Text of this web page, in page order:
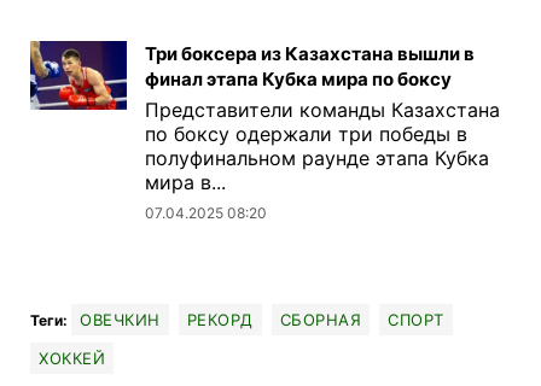
Три боксера из Казахстана вышли в
финал этапа Кубка мира по боксу
Представители команды Казахстана
по боксу одержали три победы в
полуфинальном раунде этапа Кубка
мира в...
07.04.2025 08:20
Теги: ОВЕЧКИН РЕКОРД СБОРНАЯ
СПОРТ
ХОККЕЙ